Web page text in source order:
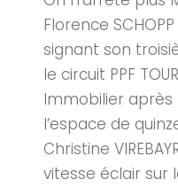
Florence SCHOPP
signant son
le circuit PPF
Immobilier après
l’espace de
Christine
vitesse éclair sur